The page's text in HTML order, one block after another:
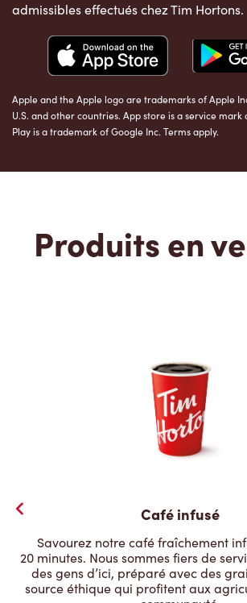
admissibles effectués chez Tim Hortons.
Apple and the Apple logo are trademarks of Apple
U.S. and other countries. App store is a service mark
Play is a trademark of Google Inc. Terms apply.
Produits en
Café infusé
Savourez notre café fraîchement
20 minutes. Nous sommes fiers de
des gens d’ici, préparé avec des
source éthique qui profitent aux